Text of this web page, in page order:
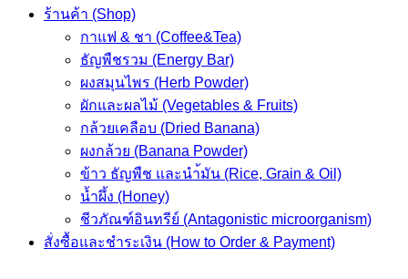
ร้านค้า (Shop)
กาแฟ & ชา (Coffee&Tea)
ธัญพืชรวม (Energy Bar)
ผงสมุนไพร (Herb Powder)
ผักและผลไม้ (Vegetables & Fruits)
กล้วยเคลือบ (Dried Banana)
ผงกล้วย (Banana Powder)
ข้าว ธัญพืช และนำ้มัน (Rice, Grain & Oil)
น้ำผึ้ง (Honey)
ชีวภัณฑ์อินทรีย์ (Antagonistic microorganism)
สั่งซื้อและชำระเงิน (How to Order & Payment)